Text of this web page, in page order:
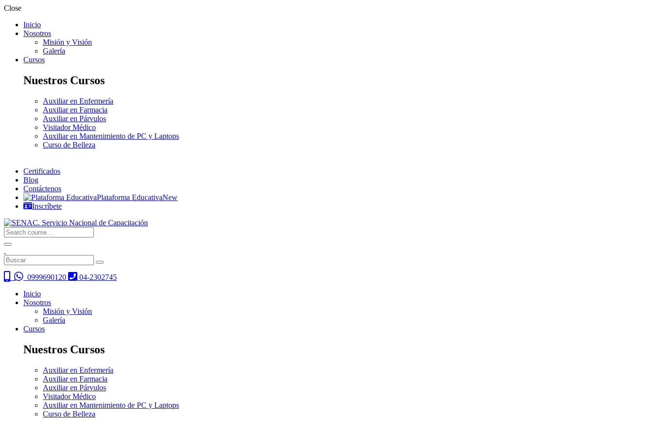
Close
Inicio
Nosotros
Misión y Visión
Galería
Cursos
Nuestros Cursos
Auxiliar en Enfermería
Auxiliar en Farmacia
Auxiliar en Párvulos
Visitador Médico
Auxiliar en Mantenimiento de PC y Laptops
Curso de Belleza
Certificados
Blog
Contáctenos
Plataforma EducativaNew
Inscríbete
0999690120
04-2302745
Inicio
Nosotros
Misión y Visión
Galería
Cursos
Nuestros Cursos
Auxiliar en Enfermería
Auxiliar en Farmacia
Auxiliar en Párvulos
Visitador Médico
Auxiliar en Mantenimiento de PC y Laptops
Curso de Belleza